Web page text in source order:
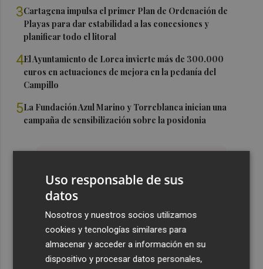
3Cartagena impulsa el primer Plan de Ordenación de
Playas para dar estabilidad a las concesiones y
planificar todo el litoral
4El Ayuntamiento de Lorca invierte más de 300.000
euros en actuaciones de mejora en la pedanía del
Campillo
5La Fundación Azul Marino y Torreblanca inician una
campaña de sensibilización sobre la posidonia
Uso responsable de sus
datos
Nosotros y nuestros socios utilizamos
cookies y tecnologías similares para
almacenar y acceder a información en su
dispositivo y procesar datos personales,